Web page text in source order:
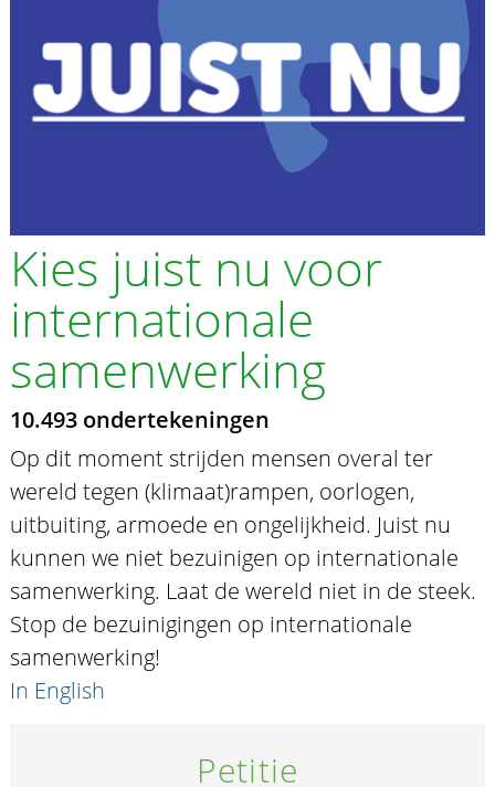
Kies juist nu voor
internationale
samenwerking
10.493 ondertekeningen
Op dit moment strijden mensen overal ter
wereld tegen (klimaat)rampen, oorlogen,
uitbuiting, armoede en ongelijkheid. Juist nu
kunnen we niet bezuinigen op internationale
samenwerking. Laat de wereld niet in de steek.
Stop de bezuinigingen op internationale
samenwerking!
In English
Petitie